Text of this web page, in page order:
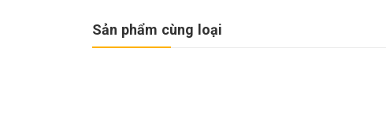
Sản phẩm cùng loại